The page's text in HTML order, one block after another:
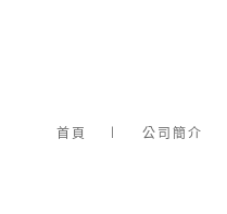
首頁 公司簡介